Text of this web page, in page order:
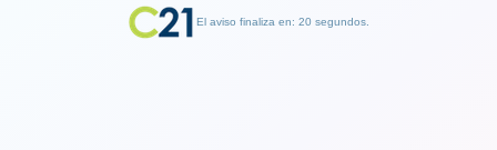
El aviso finaliza en: 19 segundos.